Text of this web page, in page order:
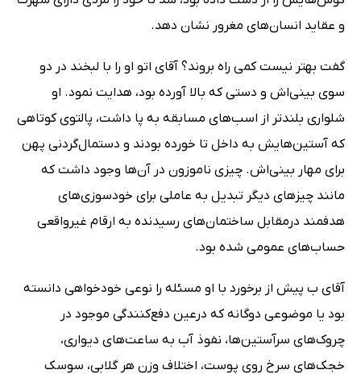
و عقاید انسان‌های مغرور نشان دهد.
گفت بهتر نیست کمی راه بروند؟ آقای اتو او را با لبخند در دو
سوی بینی‌اش و دستی که بالا آورده بود، هدایت نمود. او
شلواری بلندتر از اسب‌های مسابقه به پا داشت، پالتوی کوتاهی
که آستین‌هایش به داخل تا خورده بودند و دستمال‌گردنی پهن
برای مهار بینی‌اش. چیزی ناموزون در آن‌ها وجود داشت که
مانند چیزهای دیگر تبدیل به عاملی برای خودسوزی‌های
هدفمند درمقابل ساختمان‌های رسیدنده به ارقام غیرواقعی
حساب‌های عمومی شده بود.
آقای ب پیش از برخورد با او مسئله را نوعی خودخواهی دانسته
بود یا موضوعی دوگانه که درعین دفع‌کنندگی موجود در
چروک‌های سرآستین‌ها، نفوذ آب به ساعت‌های دیواری،
خجک‌های سرخ روی پوست، اختلاف وزن هر گلابی، سوسک